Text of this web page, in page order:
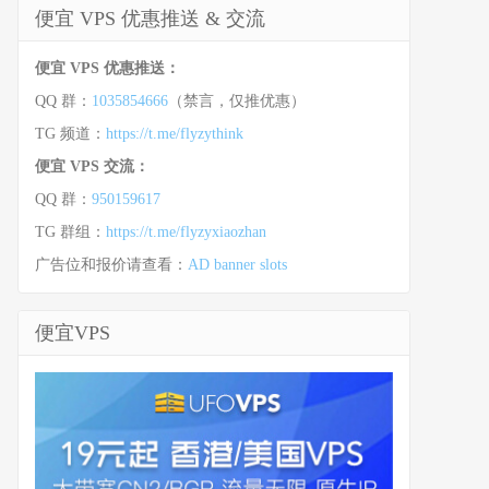
便宜 VPS 优惠推送 & 交流
便宜 VPS 优惠推送：
QQ 群： 1035854666 （禁言，仅推优惠）
TG 频道： https://t.me/flyzythink
便宜 VPS 交流：
QQ 群： 950159617
TG 群组： https://t.me/flyzyxiaozhan
广告位和报价请查看： AD banner slots
便宜VPS